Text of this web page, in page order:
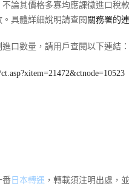
不論其價格多寡均應課徵進口稅
具體詳細說明請查閱 關務署的
口數量，請用戶查閱以下連結：
番 日本轉運 ，轉載須注明出處，